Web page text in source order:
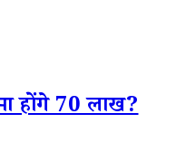
होंगे 70 लाख?